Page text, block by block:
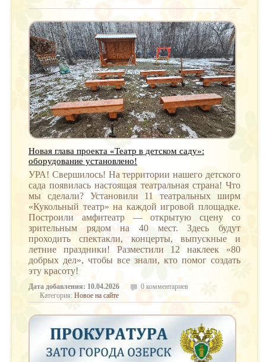
Новая глава проекта «Театр в детском саду»:
оборудование установлено!
УРА! Свершилось! На территории нашего детского
сада появилась настоящая театральная страна! Что
мы сделали? Установили 11 театральных ширм
«Кукольный театр» на каждой игровой площадке.
Построили амфитеатр — открытую сцену со
зрительным рядом на 40 мест. Здесь будут
проходить спектакли, концерты, выпускные и
летние праздники! Разместили 12 наклеек «80
добрых дел», чтобы все знали, кто помог создать
эту красоту!
Дата добавления: 10.04.2026
0 комментариев
Категория: Новое на сайте